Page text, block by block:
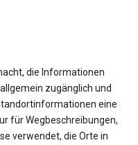
die Informationen
zugänglich und
eine
für Wegbeschreibungen,
verwendet, die Orte in